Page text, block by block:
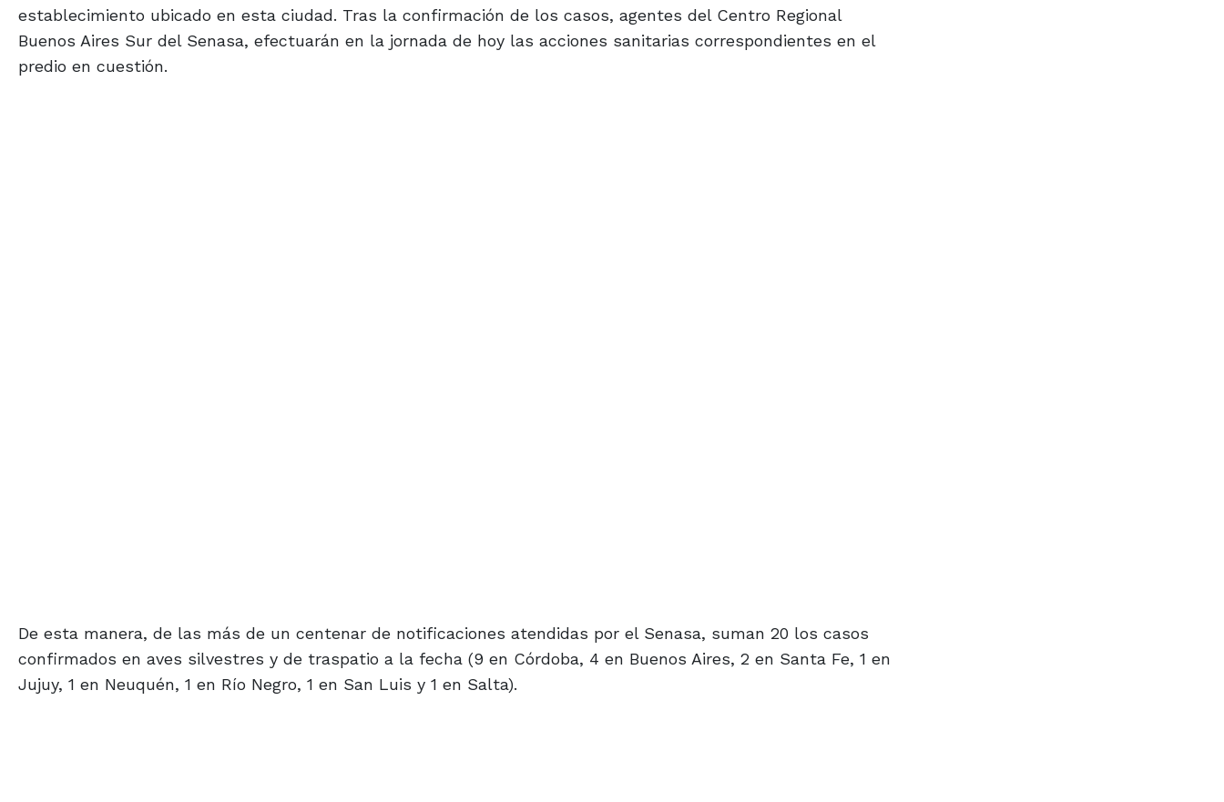
establecimiento ubicado en esta ciudad. Tras la confirmación de los casos, agentes del Centro Regional
Buenos Aires Sur del Senasa, efectuarán en la jornada de hoy las acciones sanitarias correspondientes en el
predio en cuestión.
De esta manera, de las más de un centenar de notificaciones atendidas por el Senasa, suman 20 los casos
confirmados en aves silvestres y de traspatio a la fecha (9 en Córdoba, 4 en Buenos Aires, 2 en Santa Fe, 1 en
Jujuy, 1 en Neuquén, 1 en Río Negro, 1 en San Luis y 1 en Salta).